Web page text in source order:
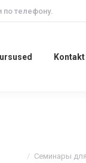
по телефону.
Kontakt
Семинары